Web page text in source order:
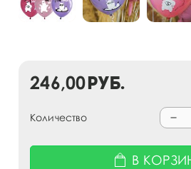
246,00руб.
Количество
В